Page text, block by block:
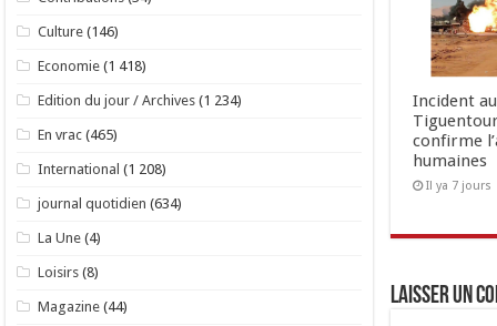
Incident
confirme
humaines
Il ya 7 jours
Laisser un
Culture (146)
Economie (1 418)
Edition du jour / Archives (1 234)
En vrac (465)
International (1 208)
journal quotidien (634)
La Une (4)
Loisirs (8)
Magazine (44)